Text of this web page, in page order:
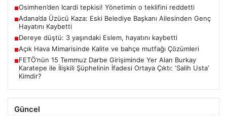
■Osimhen’den Icardi tepkisi! Yönetimin o teklifini reddetti
■Adana’da Üzücü Kaza: Eski Belediye Başkanı Ailesinden Genç
Hayatını Kaybetti
■Dereye düştü: 3 yaşındaki Eslem, hayatını kaybetti
■Açık Hava Mimarisinde Kalite ve bahçe mutfağı Çözümleri
■FETÖ’nün 15 Temmuz Darbe Girişiminde Yer Alan Burkay
Karatepe ile İlişkili Şüphelinin İfadesi Ortaya Çıktı: ‘Salih Usta’
Kimdir?
Güncel